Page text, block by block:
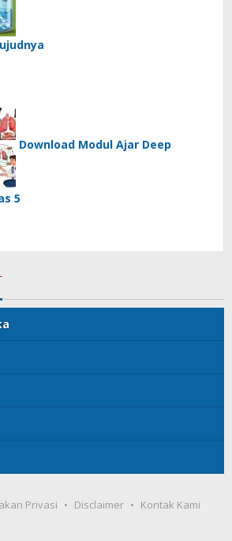
Download Modul Ajar Deep
5
Privasi Disclaimer Kontak Kami